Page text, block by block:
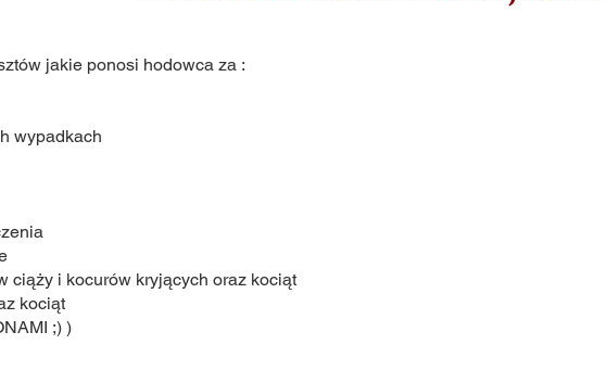
jakie ponosi hodowca za :
wypadkach
ciąży i kocurów kryjących oraz kociąt
kociąt
;) )